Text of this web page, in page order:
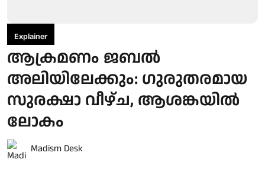
Explainer
ആക്രമണം ജബൽ
അലിയിലേക്കും: ഗുരുതരമായ
സുരക്ഷാ വീഴ്ച, ആശങ്കയിൽ
ലോകം
Madism Desk